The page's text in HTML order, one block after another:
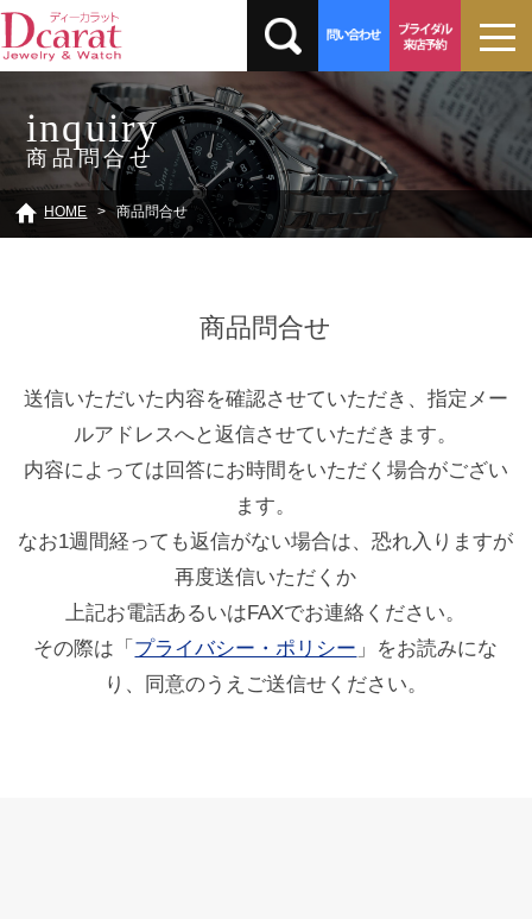
inquiry
商品問合せ
HOME 商品問合せ
商品問合せ
送信いただいた内容を確認させていただき、指定メー
ルアドレスへと返信させていただきます。
内容によっては回答にお時間をいただく場合がござい
ます。
なお1週間経っても返信がない場合は、恐れ入りますが
再度送信いただくか
上記お電話あるいはFAXでお連絡ください。
その際は「 プライバシー・ポリシー 」をお読みにな
り、同意のうえご送信せください。